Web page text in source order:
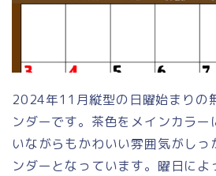
2024年11月縦型の日曜始まりの
ンダーです。茶色をメインカラー
いながらもかわいい雰囲気がしっ
ンダーとなっています。曜日に